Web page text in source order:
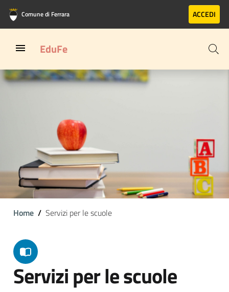
Vai al contenuto principale
Vai al footer
Comune di Ferrara ACCEDI
EduFe
Home Servizi per le scuole
Servizi per le scuole